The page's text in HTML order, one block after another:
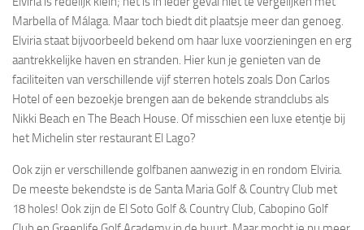
Marbella of Málaga. Maar toch biedt dit plaatsje meer dan genoeg.
Elviria staat bijvoorbeeld bekend om haar luxe voorzieningen en erg
aantrekkelijke haven en stranden. Hier kun je genieten van de
faciliteiten van verschillende vijf sterren hotels zoals Don Carlos
Hotel of een bezoekje brengen aan de bekende strandclubs als
Nikki Beach en The Beach House. Of misschien een luxe etentje bij
het Michelin ster restaurant El Lago?
Ook zijn er verschillende golfbanen aanwezig in en rondom Elviria.
De meeste bekendste is de Santa Maria Golf & Country Club met
18 holes! Ook zijn de El Soto Golf & Country Club, Cabopino Golf